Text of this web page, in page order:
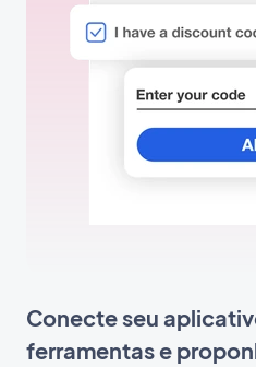
Conecte seu
ferramentas e